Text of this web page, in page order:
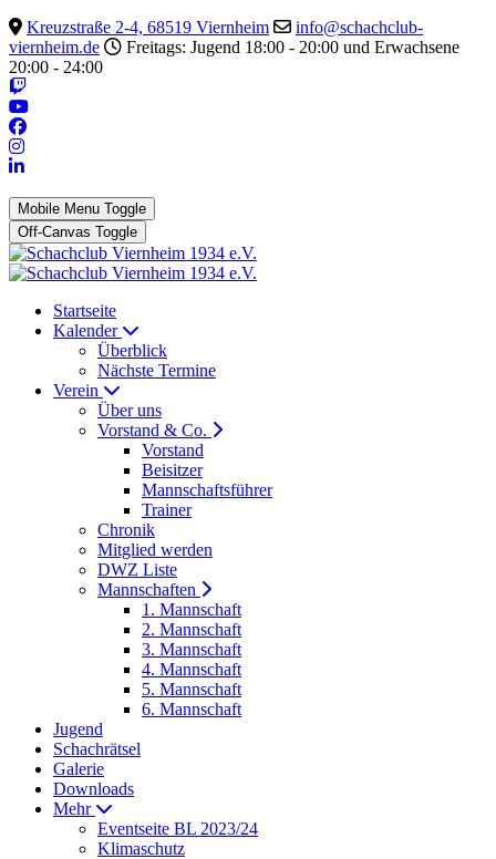
Kreuzstraße 2-4, 68519 Viernheim
info@schachclub-
viernheim.de
Freitags: Jugend 18:00 - 20:00 und Erwachsene
20:00 - 24:00
Mobile Menu Toggle
Off-Canvas Toggle
Startseite
Kalender
Überblick
Nächste Termine
Verein
Über uns
Vorstand & Co.
Vorstand
Beisitzer
Mannschaftsführer
Trainer
Chronik
Mitglied werden
DWZ Liste
Mannschaften
1. Mannschaft
2. Mannschaft
3. Mannschaft
4. Mannschaft
5. Mannschaft
6. Mannschaft
Jugend
Schachrätsel
Galerie
Downloads
Mehr
Eventseite BL 2023/24
Klimaschutz